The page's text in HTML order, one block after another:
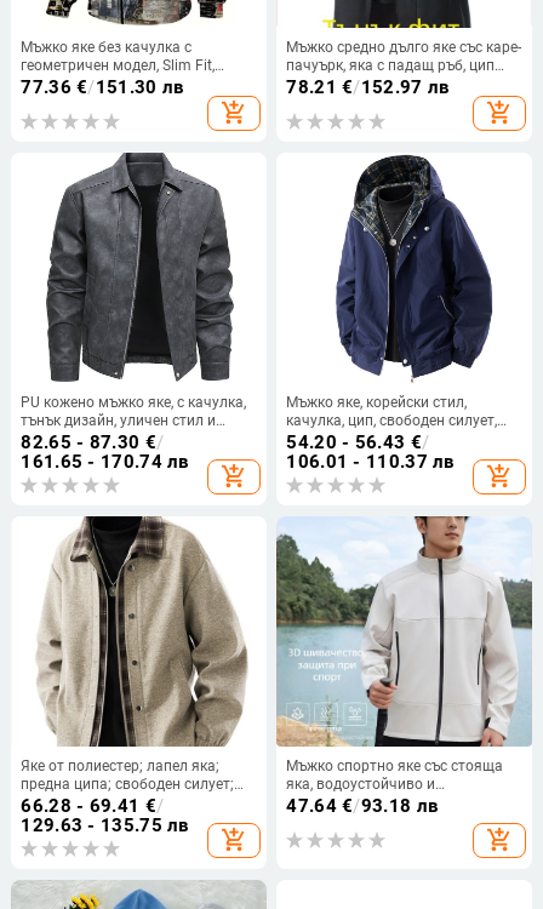
Мъжко яке без качулка с
геометричен модел, Slim Fit,
Vinylon/Lycra, с дебела материя,
77.36 €/151.30 лв
add_shopping_cart
Мъжко средно дълго яке със каре-
пачуърк, яка с падащ ръб, цип
отпред, странични джобове
78.21 €/152.97 лв
add_shopping_cart
PU кожено мъжко яке, с качулка,
тънък дизайн, уличен стил и
дълги ръкави
82.65 - 87.30 €/
161.65 - 170.74 лв
add_shopping_cart
Мъжко яке, корейски стил,
качулка, цип, свободен силует,
подходящо за пролет/есен
54.20 - 56.43 €/
106.01 - 110.37 лв
add_shopping_cart
Яке от полиестер; лапел яка;
предна ципа; свободен силует;
подплата от полиестер
66.28 - 69.41 €/
129.63 - 135.75 лв
add_shopping_cart
Мъжко спортно яке със стояща
яка, водоустойчиво и
ветроустойчиво, без намачкване,
47.64€/93.18 лв
add_shopping_cart